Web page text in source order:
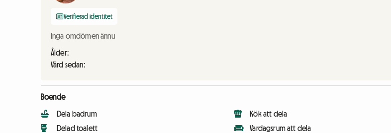
Verifierad identitet
Inga omdömen ännu
Ålder:
Värd sedan:
Boende
Dela badrum
Delad toalett
Kök att dela
Vardagsrum att dela